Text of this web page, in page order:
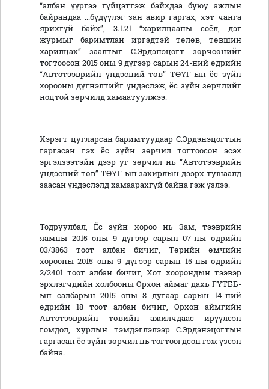
“албан үүргээ гүйцэтгэж байхдаа буюу ажлын
байрандаа ...бүдүүлэг зан авир гаргах, хэт чанга
ярихгүй байх”, 3.1.21 “харилцааны соёл, дэг
журмыг баримтлан иргэдтэй төлөв, төвшин
харилцах” заалтыг С.Эрдэнэцогт зөрчсөнийг
тогтоосон 2015 оны 9 дүгээр сарын 24-ний өдрийн
“Автотээврийн үндэсний төв” ТӨҮГ-ын ёс зүйн
хорооны дүгнэлтийг үндэслэж, ёс зүйн зөрчлийг
ноцтой зөрчилд хамаатуулжээ.
Хэрэгт цугларсан баримтуудаар С.Эрдэнэцогтын
гаргасан гэх ёс зүйн зөрчил тогтоосон эсэх
эргэлзээтэйн дээр уг зөрчил нь “Автотээврийн
үндэсний төв” ТӨҮГ-ын захирлын дээрх тушаалд
заасан үндэслэлд хамаарахгүй байна гэж үзлээ.
Тодруулбал, Ёс зүйн хороо нь Зам, тээврийн
яамны 2015 оны 9 дүгээр сарын 07-ны өдрийн
03/3863 тоот албан бичиг, Төрийн өмчийн
хорооны 2015 оны 9 дүгээр сарын 15-ны өдрийн
2/2401 тоот албан бичиг, Хот хоорондын тээвэр
эрхлэгчдийн холбооны Орхон аймаг дахь ГҮТББ-
ын салбарын 2015 оны 8 дугаар сарын 14-ний
өдрийн 18 тоот албан бичиг, Орхон аймгийн
Автотээврийн төвийн ажилчдаас ирүүлсэн
гомдол, хурлын тэмдэглэлээр С.Эрдэнэцогтын
гаргасан ёс зүйн зөрчил нь тогтоогдсон гэж үзсэн
байна.